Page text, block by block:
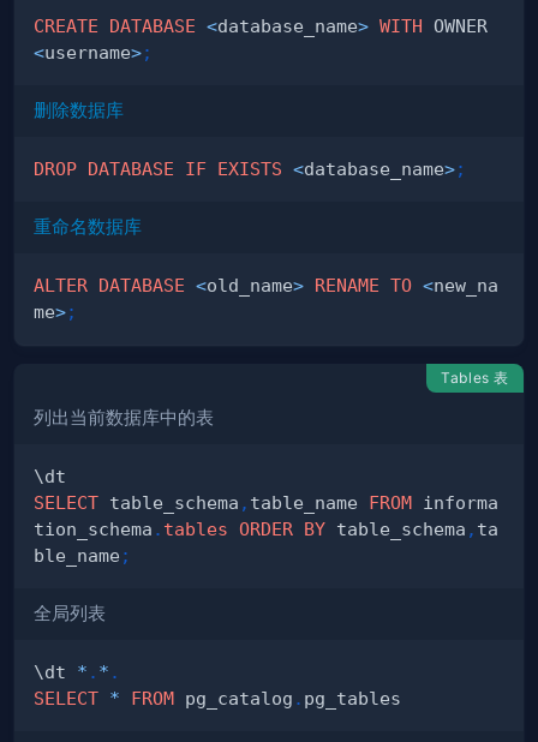
CREATE DATABASE <database_name> WITH
<username>;
删除数据库
DROP DATABASE IF EXISTS <database_name>;
重命名数据库
ALTER DATABASE <old_name> RENAME TO <new_na
me>;
Tables 表
列出当前数据库中的表
SELECT table_schema , table_name FROM informa
tion_schema . tables ORDER BY table_schema , ta
ble_name ;
全局列表
\dt * . * .
SELECT * FROM pg_catalog .